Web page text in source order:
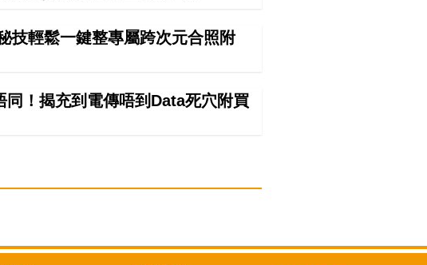
技輕鬆一鍵整專屬跨次元合照附
！揭充到電傳唔到Data死穴附買